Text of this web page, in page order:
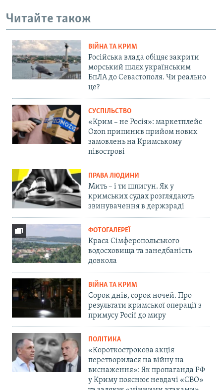
Читайте також
ВІЙНА ТА КРИМ
Російська влада обіцяє закрити
морський шлях українським
БпЛА до Севастополя. Чи реально
це?
СУСПІЛЬСТВО
«Крим – не Росія»: маркетплейс
Ozon припинив прийом нових
замовлень на Кримському
півострові
ПРАВА ЛЮДИНИ
Мить – і ти шпигун. Як у
кримських судах розглядають
звинувачення в держзраді
ФОТОГАЛЕРЕЇ
Краса Сімферопольського
водосховища та занедбаність
довкола
ВІЙНА ТА КРИМ
Сорок днів, сорок ночей. Про
результати кримської операції з
примусу Росії до миру
ПОЛІТИКА
«Короткострокова акція
перетворилася на війну на
виснаження»: Як пропаганда РФ
у Криму пояснює невдачі «СВО»